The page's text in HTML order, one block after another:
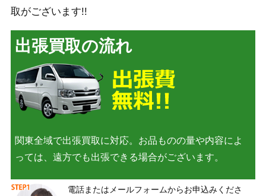
取がございます!!
出張買取の流れ
関東全域で出張買取に対応。お品ものの量や内容によ
っては、遠方でも出張できる場合がございます。
電話またはメールフォームからお申込みくださ